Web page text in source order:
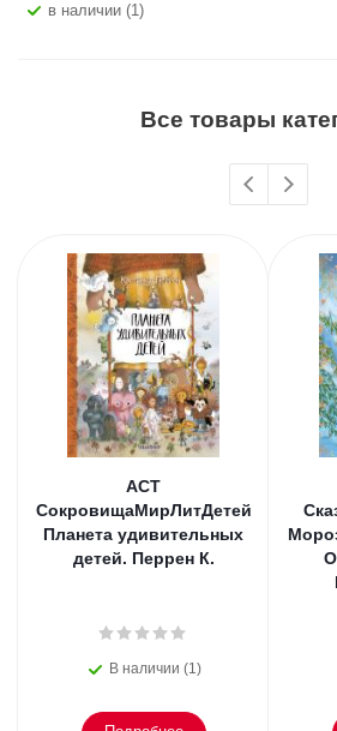
В наличии (1)
Все товары
АСТ
СокровищаМирЛитДетей
Планета удивительных
детей. Перрен К.
В наличии (1)